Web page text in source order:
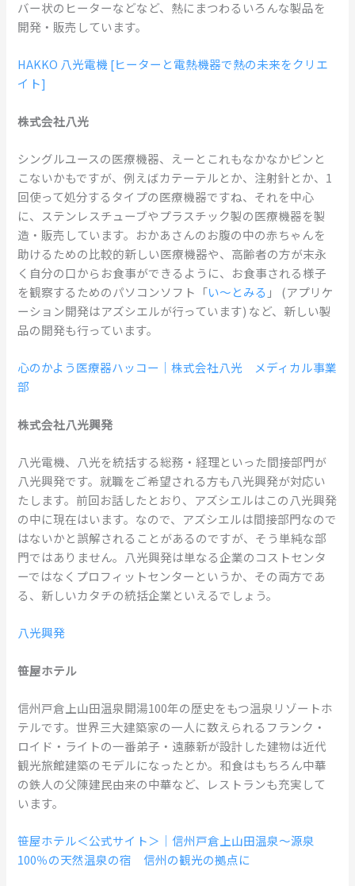
バー状のヒーターなどなど、熱にまつわるいろんな製品を
開発・販売しています。
HAKKO 八光電機 [ヒーターと電熱機器で熱の未来をクリエ
イト]
株式会社八光
シングルユースの医療機器、えーとこれもなかなかピンと
こないかもですが、例えばカテーテルとか、注射針とか、1
回使って処分するタイプの医療機器ですね、それを中心
に、ステンレスチューブやプラスチック製の医療機器を製
造・販売しています。おかあさんのお腹の中の赤ちゃんを
助けるための比較的新しい医療機器や、高齢者の方が末永
く自分の口からお食事ができるように、お食事される様子
を観察するためのパソコンソフト「い〜とみる 」 (アプリケ
ーション開発はアズシエルが行っています) など、新しい製
品の開発も行っています。
心のかよう医療器ハッコー｜株式会社八光 メディカル事業
部
株式会社八光興発
八光電機、八光を統括する総務・経理といった間接部門が
八光興発です。就職をご希望される方も八光興発が対応い
たします。前回お話したとおり、アズシエルはこの八光興発
の中に現在はいます。なので、アズシエルは間接部門なので
はないかと誤解されることがあるのですが、そう単純な部
門ではありません。八光興発は単なる企業のコストセンタ
ーではなくプロフィットセンターというか、その両方であ
る、新しいカタチの統括企業といえるでしょう。
八光興発
笹屋ホテル
信州戸倉上山田温泉開湯100年の歴史をもつ温泉リゾートホ
テルです。世界三大建築家の一人に数えられるフランク・
ロイド・ライトの一番弟子・遠藤新が設計した建物は近代
観光旅館建築のモデルになったとか。和食はもちろん中華
の鉄人の父陳建民由来の中華など、レストランも充実して
います。
笹屋ホテル＜公式サイト＞｜信州戸倉上山田温泉～源泉
100％の天然温泉の宿 信州の観光の拠点に